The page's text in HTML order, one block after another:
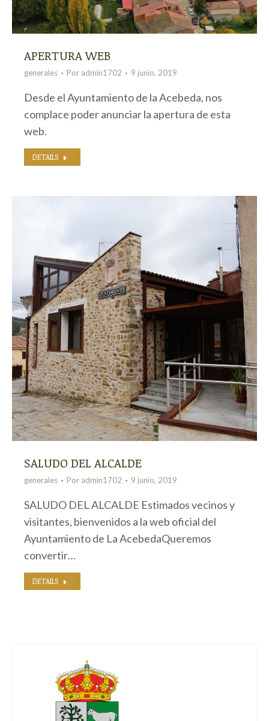
APERTURA WEB
generales Por admin1702 9 junio, 2019
Desde el Ayuntamiento de la Acebeda, nos
complace poder anunciar la apertura de esta
web.
DETAILS
SALUDO DEL ALCALDE
generales Por admin1702 9 junio, 2019
SALUDO DEL ALCALDE Estimados vecinos y
visitantes, bienvenidos a la web oficial del
Ayuntamiento de La AcebedaQueremos
convertir…
DETAILS